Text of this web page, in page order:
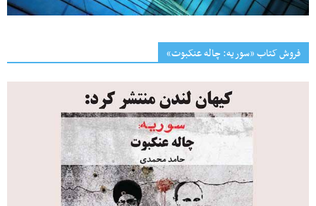
فروش کتاب «سوریه: چاله عنکبوت»